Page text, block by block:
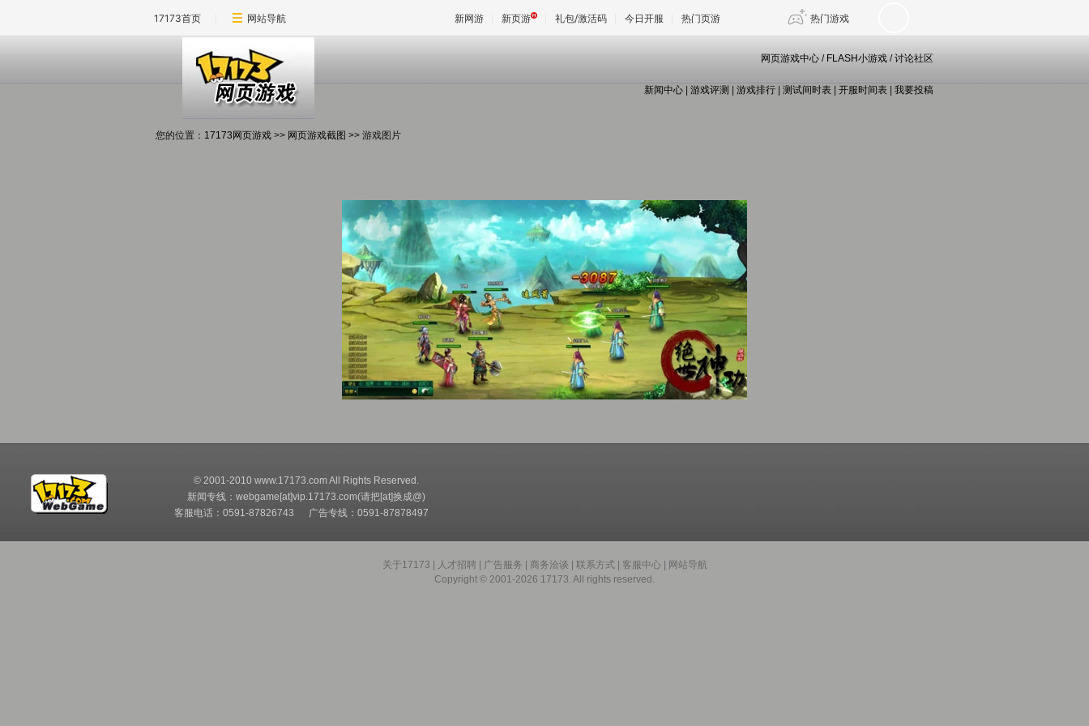
17173首页 网站导航 新网游 新页游 礼包/激活码 今日开服 热门页游 热门游戏
魔兽 DNF 传奇4
王权与自由
网页游戏中心 / FLASH小游戏 /讨论社区
新闻中心 游戏评测 游戏排行 测试间时表 开服时间表 我要投稿
您的位置： 17173网页游戏 >> 网页游戏截图 >> 游戏图片
© 2001-2010 www.17173.com All Rights Reserved.
新闻专线：webgame[at]vip.17173.com(请把[at]换成@)
客服电话：0591-87826743 广告专线：0591-87878497
关于17173 人才招聘 广告服务 商务洽谈 联系方式| 客服中心|
网站导航
Copyright © 2001-2026 17173. All rights reserved.